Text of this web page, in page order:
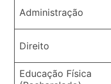
Administração
Direito
Educação Física